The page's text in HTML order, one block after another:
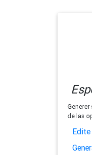
de las
Edite